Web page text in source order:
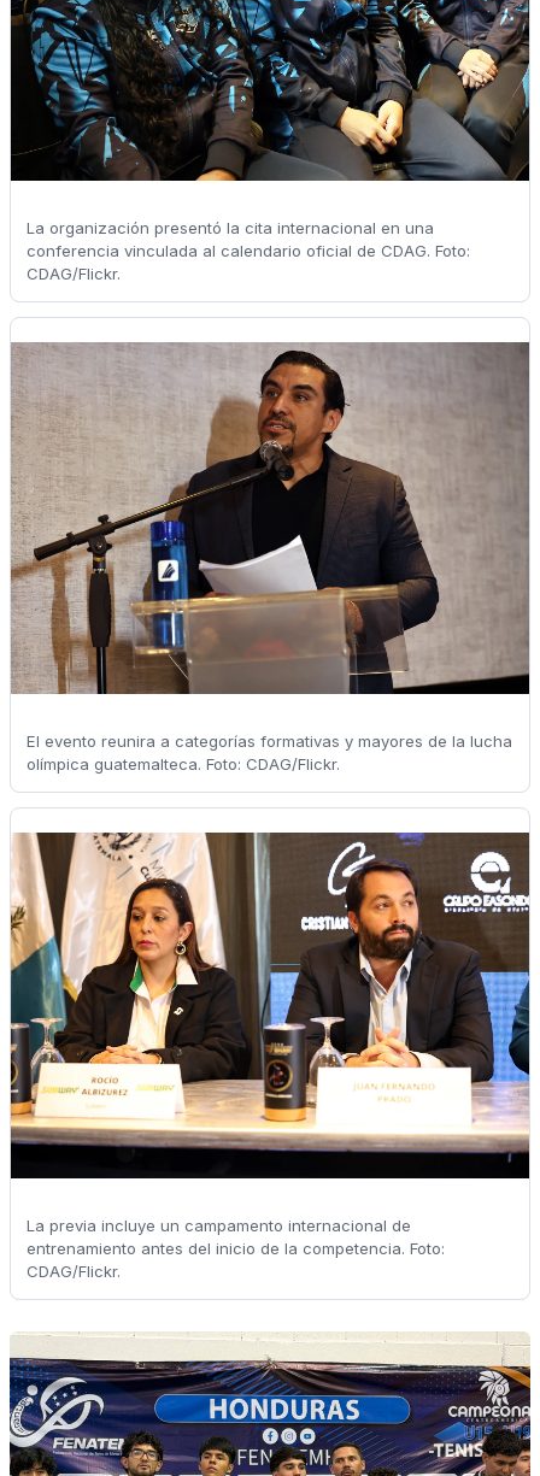
La organización presentó la cita internacional en una
conferencia vinculada al calendario oficial de CDAG. Foto:
CDAG/Flickr.
El evento reunira a categorías formativas y mayores de la lucha
olímpica guatemalteca. Foto: CDAG/Flickr.
La previa incluye un campamento internacional de
entrenamiento antes del inicio de la competencia. Foto:
CDAG/Flickr.